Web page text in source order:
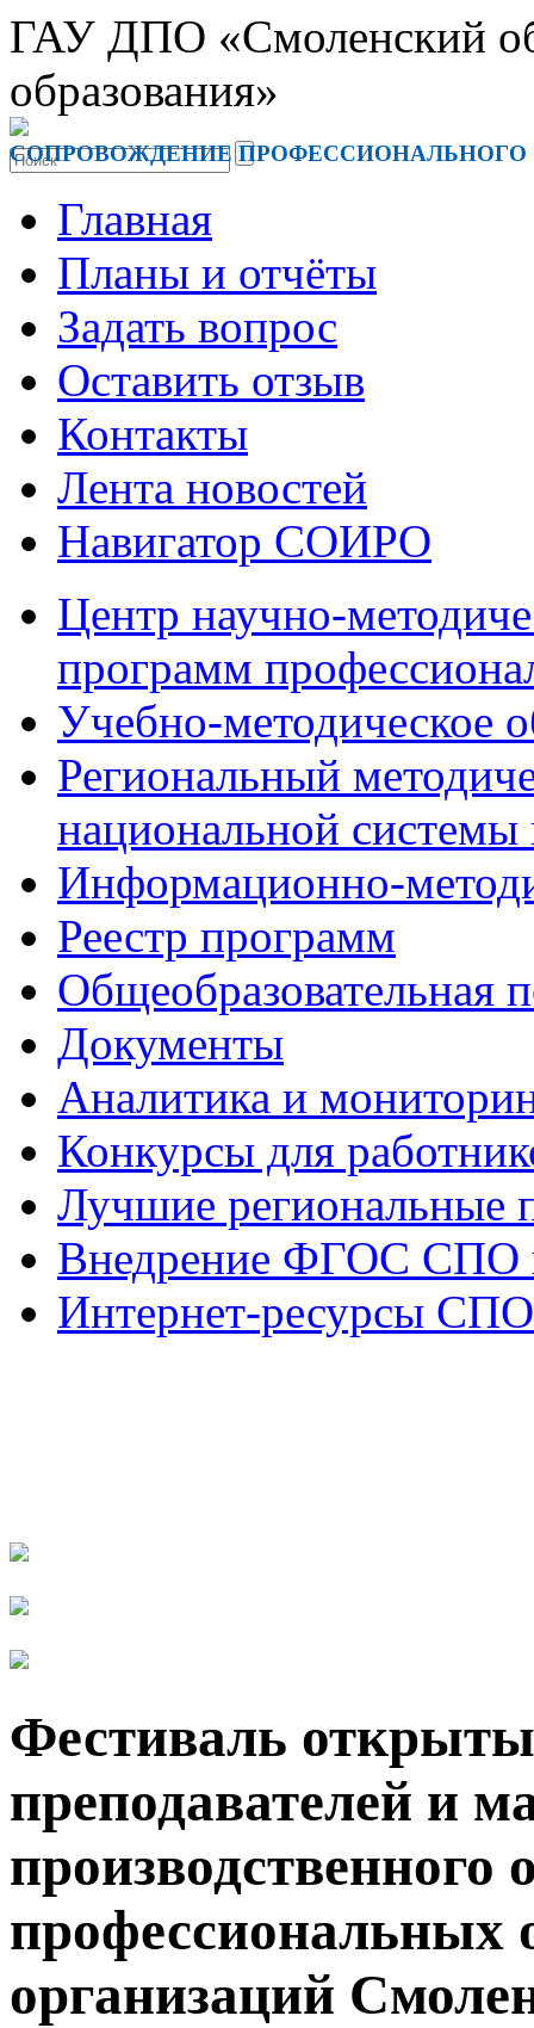
ГАУ ДПО «Смоленский
образования»
СОПРОВОЖДЕНИЕ ПРОФЕССИОНАЛЬНОГО
Главная
Планы и отчёты
Задать вопрос
Оставить отзыв
Контакты
Лента новостей
Навигатор СОИРО
Центр научно-
программ
Учебно-методическое
Региональный
национальной
Информационно-
Реестр программ
Общеобразовательная
Документы
Аналитика и
Конкурсы для
Лучшие региональные
Внедрение ФГОС СПО
Интернет-ресурсы СПО
Фестиваль
преподавателей и
производственного
профессиональных
организаций